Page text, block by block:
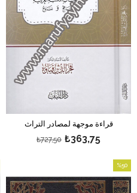
قراءة موجهة لمصادر التراث
₺363,75
₺727,50
%50
بيع
%50بيع